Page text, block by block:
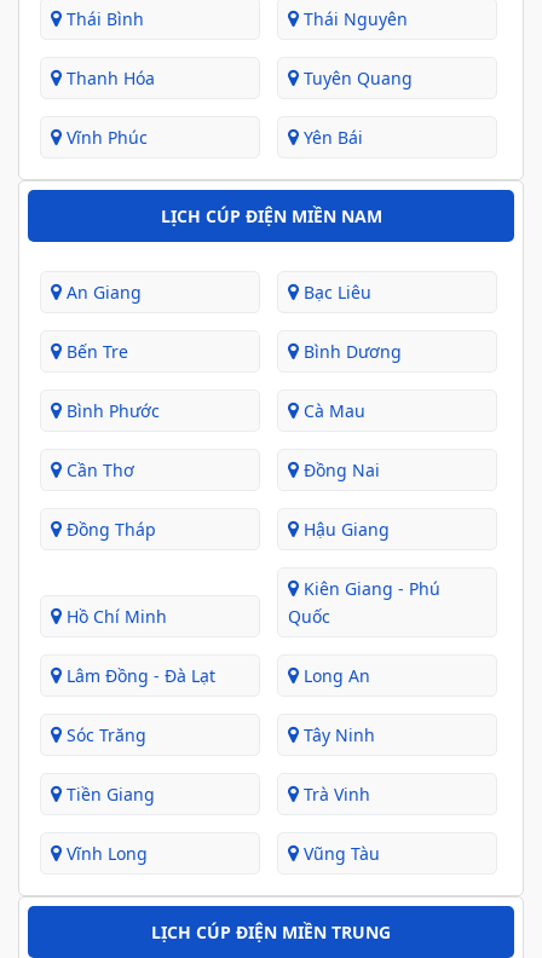
Thái Bình Thái Nguyên
Thanh Hóa Tuyên Quang
Vĩnh Phúc Yên Bái
LỊCH CÚP ĐIỆN MIỀN NAM
An Giang Bạc Liêu
Bến Tre Bình Dương
Bình Phước Cà Mau
Cần Thơ Đồng Nai
Đồng Tháp Hậu Giang
Hồ Chí Minh
Kiên Giang - Phú
Quốc
Lâm Đồng - Đà Lạt Long An
Sóc Trăng Tây Ninh
Tiền Giang Trà Vinh
Vĩnh Long Vũng Tàu
LỊCH CÚP ĐIỆN MIỀN TRUNG